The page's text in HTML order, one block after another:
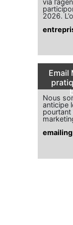
2026.
Email
Nous
anticipe
pourtant
emailing